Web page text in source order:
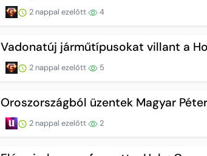
2 nappal ezelőtt 4
Vadonatúj járműtípusokat villant a
2 nappal ezelőtt 5
Oroszországból üzentek Magyar
2 nappal ezelőtt 2